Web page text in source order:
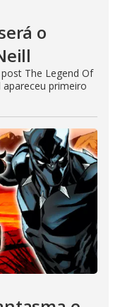
o
The Legend Of
primeiro